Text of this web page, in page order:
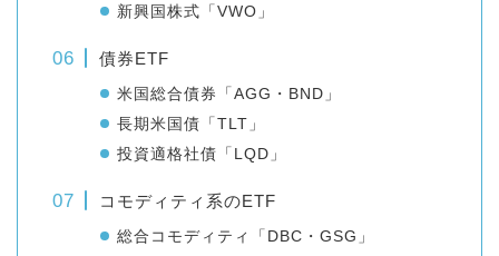
新興国株式「VWO」
債券ETF
米国総合債券「AGG・BND」
長期米国債「TLT」
投資適格社債「LQD」
コモディティ系のETF
総合コモディティ「DBC・GSG」